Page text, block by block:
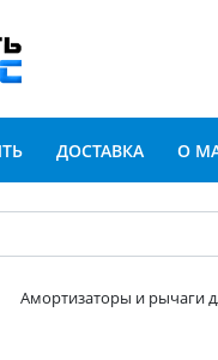
ДОСТАВКА О
Амортизаторы и рычаги